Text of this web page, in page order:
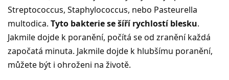
Streptococcus, Staphylococcus, nebo Pasteurella
multodica. Tyto bakterie se šíří rychlostí blesku.
Jakmile dojde k poranění, počítá se od zranění každá
započatá minuta. Jakmile dojde k hlubšímu poranění,
můžete být i ohroženi na životě.